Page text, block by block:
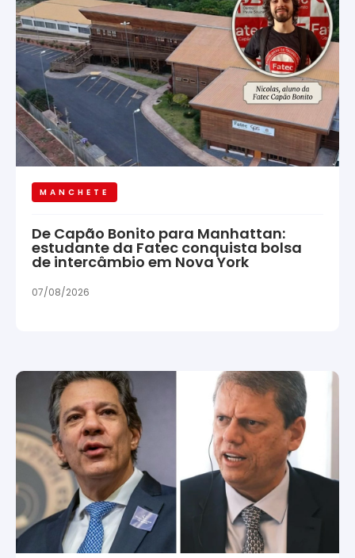
MANCHETE
De Capão Bonito para Manhattan:
estudante da Fatec conquista bolsa
de intercâmbio em Nova York
07/08/2026